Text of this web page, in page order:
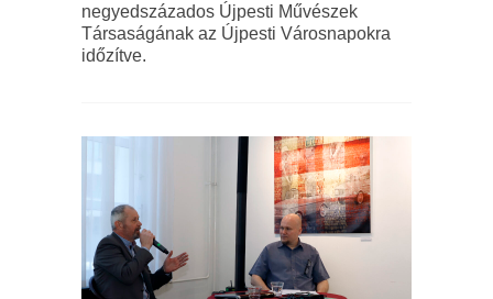
negyedszázados Újpesti Művészek
Társaságának az Újpesti Városnapokra
időzítve.